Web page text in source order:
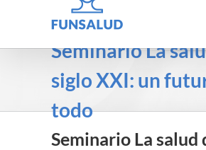
Seminario La
siglo XXI: un
todo
Seminario La